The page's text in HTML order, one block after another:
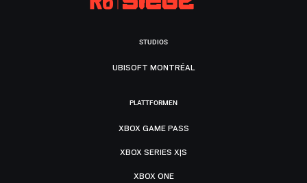
STUDIOS
UBISOFT MONTRÉAL
PLATTFORMEN
XBOX GAME PASS
XBOX SERIES X|S
XBOX ONE